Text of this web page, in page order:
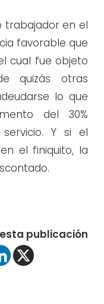
trabajador en el
favorable que
cual fue objeto
quizás otras
lo que
del 30%
Y si el
el finiquito, la
publicación